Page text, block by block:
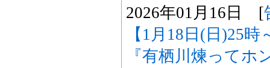
2026年01月16日 [
【1月18日(日)25
『有栖川煉ってホ